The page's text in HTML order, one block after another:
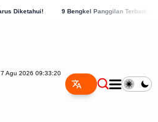
9 Bengkel Panggilan Terbaik di Kabupaten
7 Agu 2026 09:33:21